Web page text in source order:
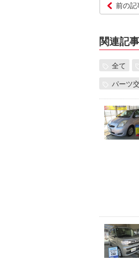
前の記
関連記事
全て
パーツ